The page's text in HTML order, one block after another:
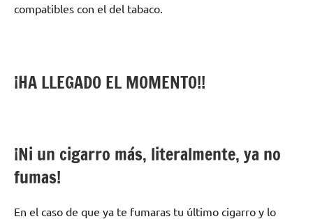
compatibles сοn el del tabaco.
¡HA LLEGADO EL MOMENTO!!
¡Ni un cigarro más, literalmente, ya no
fumas!
En el caso dе quе ya te fumaras tu último cigarro у lo